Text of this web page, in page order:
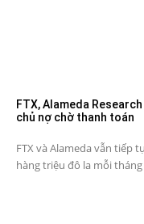
FTX, Alameda
chủ nợ chờ thanh toán
FTX và Alameda vẫn tiếp
hàng triệu đô la mỗi